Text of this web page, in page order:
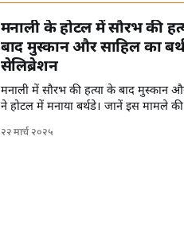
मनाली के होटल में सौरभ की
बाद मुस्कान और साहिल का
सेलिब्रेशन
मनाली में सौरभ की हत्या के बाद मुस्कान
ने होटल में मनाया बर्थडे। जानें इस मामले
जानकारी।
२२ मार्च २०२५